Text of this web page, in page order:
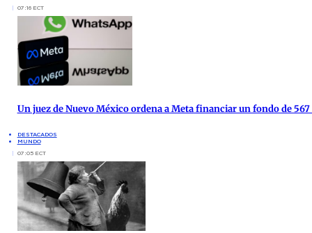
07:16 ECT
Un juez de Nuevo México ordena a Meta financiar un fondo de
DESTACADOS
MUNDO
07:05 ECT